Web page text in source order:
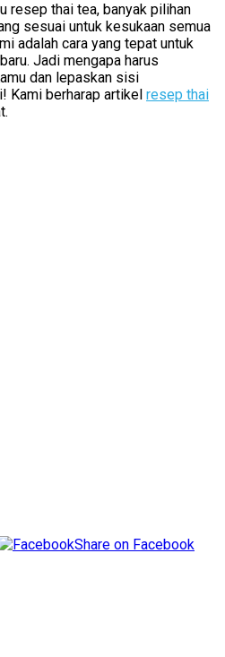
resep thai tea, banyak pilihan
sesuai untuk kesukaan semua
adalah cara yang tepat untuk
Jadi mengapa harus
dan lepaskan sisi
Kami berharap artikel resep thai
Share on Facebook